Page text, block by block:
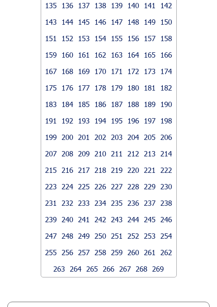
135
136 137 138 139 140 141
142
143
144 145 146 147 148 149
150
151
152 153 154 155 156 157
158
159
160 161 162 163 164 165
166
167
168 169 170 171 172 173
174
175
176 177 178 179 180 181
182
183
184 185 186 187 188 189
190
191
192 193 194 195 196 197
198
199
200 201 202 203 204 205
206
207
208 209 210 211 212 213
214
215
216 217 218 219 220 221
222
223
224 225 226 227 228 229
230
231
232 233 234 235 236 237
238
239
240 241 242 243 244 245
246
247
248 249 250 251 252 253
254
255
256 257 258 259 260 261
262
263
264 265 266 267 268 269